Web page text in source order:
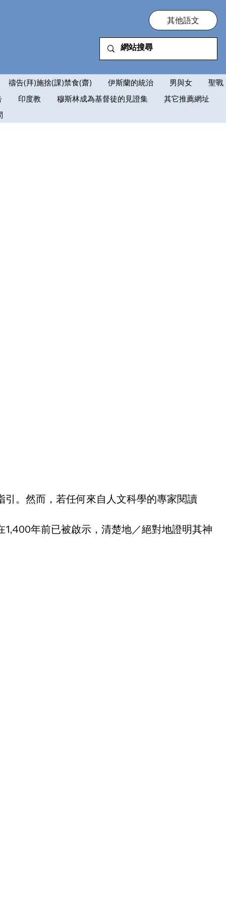
其他語文
禱告(拜)施捨(課)禁食(齋) 伊斯蘭的統治 男與女
聖戰
印度教 穆斯林成為基督徒的見證集
其它推薦網址
。然而，若任何來自人文科學的專家閱讀
年前已被啟示，清楚地／絕對地證明其神